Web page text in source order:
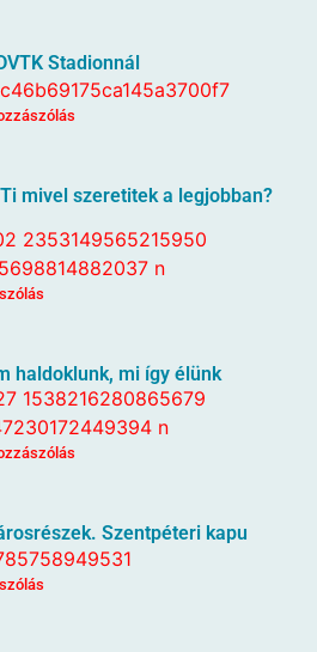
Stadionnál
mivel szeretitek a legjobban?
haldoklunk, mi így élünk
Szentpéteri kapu